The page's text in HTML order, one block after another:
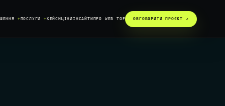
+ПОСЛУГИ +КЕЙСИЦІНИІНСАЙТИПРО WEB TOP ОБГОВОРИТИ ПРОЄКТ ↗︎